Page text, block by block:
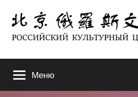
содержимому
北
京
ЦЕНТР
В
Меню